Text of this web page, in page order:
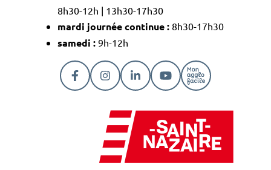
8h30-12h | 13h30-17h30
mardi journée continue : 8h30-17h30
samedi : 9h-12h
Lien vers le compte Facebook
Lien vers le compte Instagram
Lien vers le compte
Lien vers la chaîne
Lien vers la